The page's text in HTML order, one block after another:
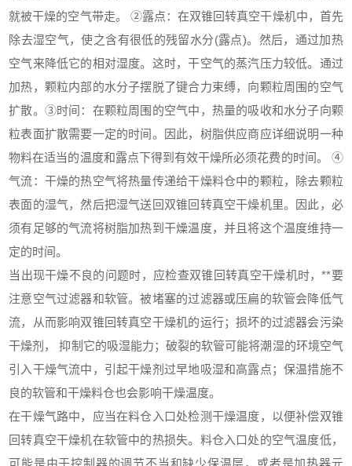
就被干燥的空气带走。 ②露点：在双锥回转真空干燥机中，首先
除去湿空气，使之含有很低的残留水分(露点)。然后，通过加热
空气来降低它的相对湿度。这时，干空气的蒸汽压力较低。通过
加热，颗粒内部的水分子摆脱了键合力束缚，向颗粒周围的空气
扩散。③时间：在颗粒周围的空气中，热量的吸收和水分子向颗
粒表面扩散需要一定的时间。因此，树脂供应商应详细说明一种
物料在适当的温度和露点下得到有效干燥所必须花费的时间。 ④
气流：干燥的热空气将热量传递给干燥料仓中的颗粒，除去颗粒
表面的湿气，然后把湿气送回双锥回转真空干燥机里。因此，必
须有足够的气流将树脂加热到干燥温度，并且将这个温度维持一
定的时间。
当出现干燥不良的问题时，应检查双锥回转真空干燥机时，**要
注意空气过滤器和软管。被堵塞的过滤器或压扁的软管会降低气
流，从而影响双锥回转真空干燥机的运行；损坏的过滤器会污染
干燥剂， 抑制它的吸湿能力；破裂的软管可能将潮湿的环境空气
引入干燥气流中，引起干燥剂过早地吸湿和高露点；保温措施不
良的软管和干燥料仓也会影响干燥温度。
在干燥气路中，应当在料仓入口处检测干燥温度，以便补偿双锥
回转真空干燥机在软管中的热损失。料仓入口处的空气温度低，
可能是由于控制器的调节不当和缺少保温层，或者是加热器元